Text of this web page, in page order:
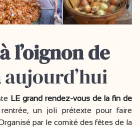
l’oignon de
aujourd’hui
LE grand rendez-vous de la fin de
un joli prétexte pour faire
par le comité des fêtes de la